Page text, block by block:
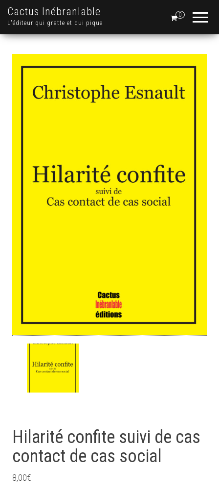
Cactus Inébranlable
L'éditeur qui gratte et qui pique
0
Hilarité confite suivi de cas
contact de cas social
8,00€